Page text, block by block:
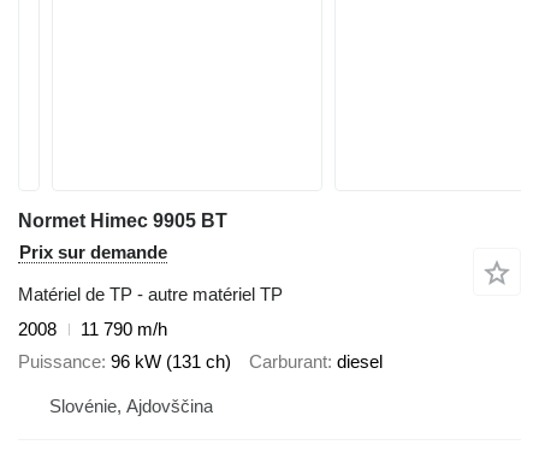
Normet Himec 9905 BT
Prix sur demande
Matériel de TP - autre matériel TP
2008
11 790 m/h
Puissance 96 kW (131 ch) Carburant diesel
Slovénie, Ajdovščina